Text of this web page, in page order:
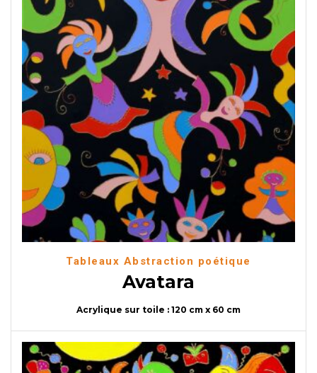
Tableaux Abstraction poétique
Avatara
Acrylique sur toile : 120 cm x 60 cm